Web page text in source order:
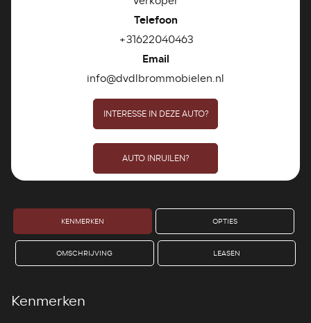
Telefoon
+31622040463
Email
info@dvdlbrommobielen.nl
INTERESSE IN DEZE AUTO?
AUTO INRUILEN?
KENMERKEN OPTIES
OMSCHRIJVING LEASEN
Kenmerken